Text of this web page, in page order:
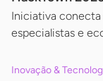
Iniciativa conecta
especialistas e
Inovação &